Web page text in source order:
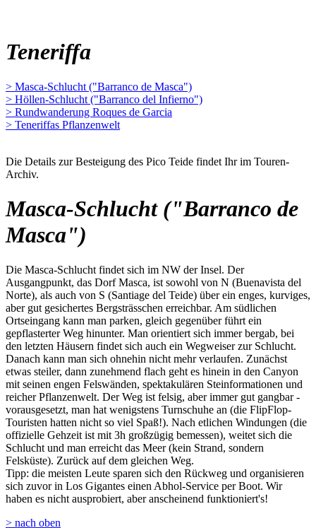
Teneriffa
> Masca-Schlucht ("Barranco de Masca")
> Höllen-Schlucht ("Barranco del Infierno")
> Rundwanderung Roques de Garcia
> Teneriffas Pflanzenwelt
Die Details zur Besteigung des Pico Teide findet Ihr im Touren-
Archiv.
Masca-Schlucht ("Barranco de
Masca")
Die Masca-Schlucht findet sich im NW der Insel. Der
Ausgangpunkt, das Dorf Masca, ist sowohl von N (Buenavista del
Norte), als auch von S (Santiage del Teide) über ein enges, kurviges,
aber gut gesichertes Bergsträsschen erreichbar. Am südlichen
Ortseingang kann man parken, gleich gegenüber führt ein
gepflasterter Weg hinunter. Man orientiert sich immer bergab, bei
den letzten Häusern findet sich auch ein Wegweiser zur Schlucht.
Danach kann man sich ohnehin nicht mehr verlaufen. Zunächst
etwas steiler, dann zunehmend flach geht es hinein in den Canyon
mit seinen engen Felswänden, spektakulären Steinformationen und
reicher Pflanzenwelt. Der Weg ist felsig, aber immer gut gangbar -
vorausgesetzt, man hat wenigstens Turnschuhe an (die FlipFlop-
Touristen hatten nicht so viel Spaß!). Nach etlichen Windungen (die
offizielle Gehzeit ist mit 3h großzügig bemessen), weitet sich die
Schlucht und man erreicht das Meer (kein Strand, sondern
Felsküste). Zurück auf dem gleichen Weg.
Tipp: die meisten Leute sparen sich den Rückweg und organisieren
sich zuvor in Los Gigantes einen Abhol-Service per Boot. Wir
haben es nicht ausprobiert, aber anscheinend funktioniert's!
> nach oben